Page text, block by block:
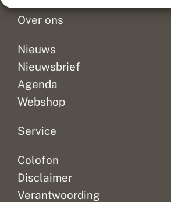
Over ons
Nieuws
Nieuwsbrief
Agenda
Webshop
Service
Colofon
Disclaimer
Verantwoording